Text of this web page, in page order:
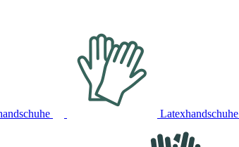
Latexhandschuhe